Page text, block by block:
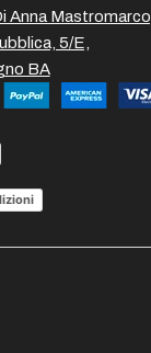
Anna Mastromarco,
5/E,
BA